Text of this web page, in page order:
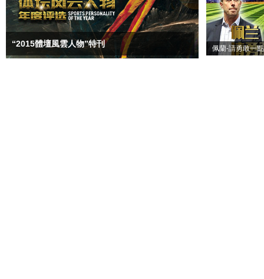
“2015體壇風雲人物”特刊 佩蘭-請勇敢一點